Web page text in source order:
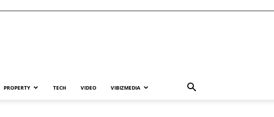
PROPERTY TECH VIDEO VIBIZMEDIA